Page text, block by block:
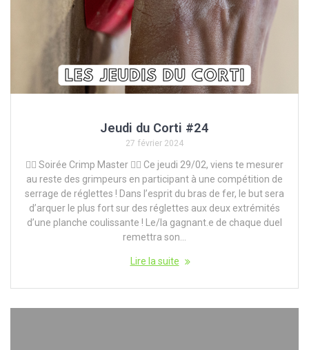
Jeudi du Corti #24
27 février 2024
🧗‍♀️ Soirée Crimp Master 🧗‍♀️ Ce jeudi 29/02, viens te mesurer
au reste des grimpeurs en participant à une compétition de
serrage de réglettes ! Dans l’esprit du bras de fer, le but sera
d’arquer le plus fort sur des réglettes aux deux extrémités
d’une planche coulissante ! Le/la gagnant.e de chaque duel
remettra son…
Lire la suite